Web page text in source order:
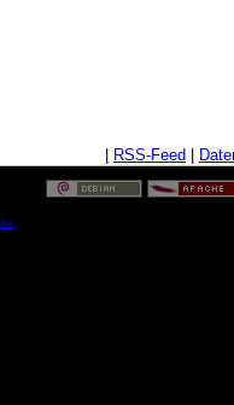
RSS-Feed